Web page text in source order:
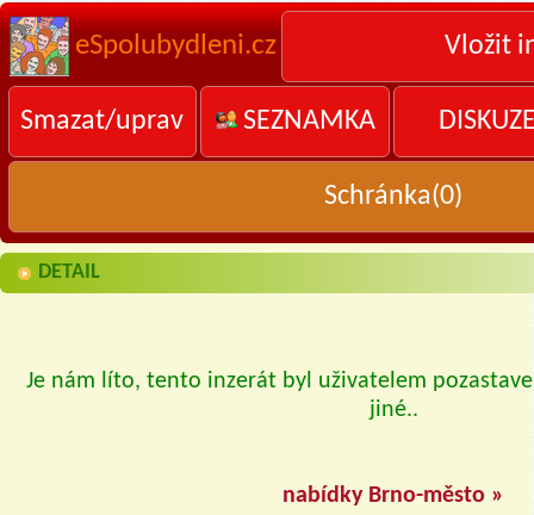
eSpolubydleni.cz Vložit
Smazat/uprav SEZNAMKA
Schránka(0)
DETAIL
Je nám líto, tento inzerát byl uživatelem
jiné..
nabídky Brno-město »